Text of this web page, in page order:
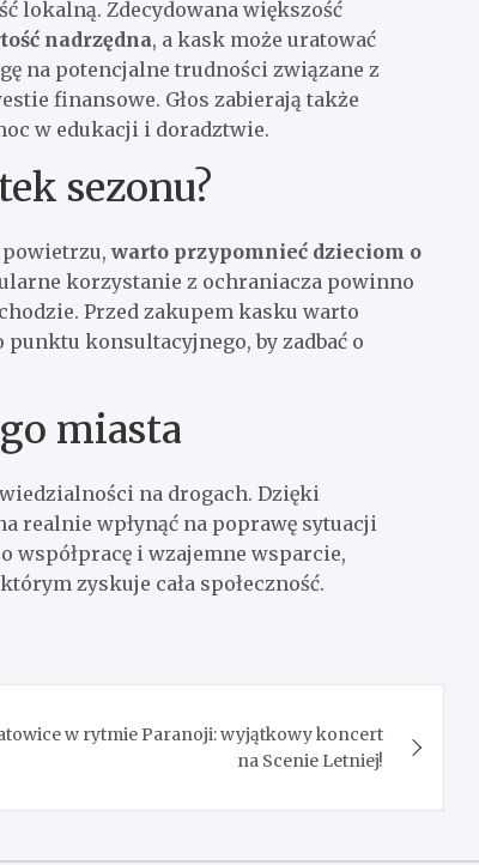
lokalną. Zdecydowana większość
nadrzędna, a kask może uratować
na potencjalne trudności związane z
finansowe. Głos zabierają także
w edukacji i doradztwie.
sezonu?
powietrzu,warto przypomnieć dzieciom o
korzystanie z ochraniacza powinno
Przed zakupem kasku warto
konsultacyjnego, by zadbać o
miasta
na drogach. Dzięki
realnie wpłynąć na poprawę sytuacji
współpracę i wzajemne wsparcie,
zyskuje cała społeczność.
w rytmie Paranoji: wyjątkowy koncert
na Scenie Letniej!